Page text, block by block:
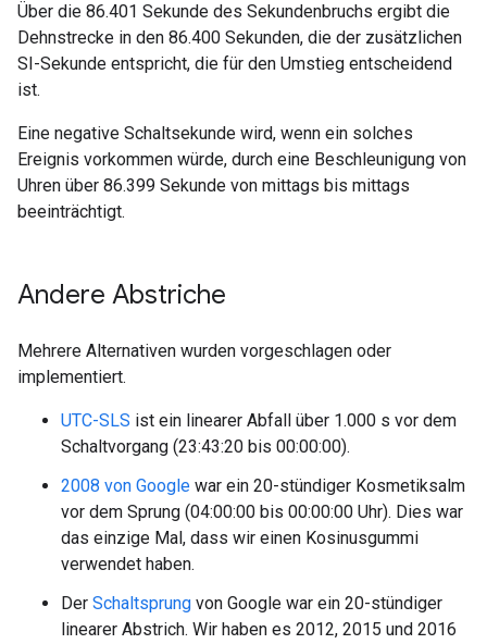
Über die 86.401 Sekunde des Sekundenbruchs ergibt die
Dehnstrecke in den 86.400 Sekunden, die der zusätzlichen
SI-Sekunde entspricht, die für den Umstieg entscheidend
ist.
Eine negative Schaltsekunde wird, wenn ein solches
Ereignis vorkommen würde, durch eine Beschleunigung von
Uhren über 86.399 Sekunde von mittags bis mittags
beeinträchtigt.
Andere Abstriche
Mehrere Alternativen wurden vorgeschlagen oder
implementiert.
UTC-SLS ist ein linearer Abfall über 1.000 s vor dem
Schaltvorgang (23:43:20 bis 00:00:00).
2008 von Google war ein 20-stündiger Kosmetiksalm
vor dem Sprung (04:00:00 bis 00:00:00 Uhr). Dies war
das einzige Mal, dass wir einen Kosinusgummi
verwendet haben.
Der Schaltsprung von Google war ein 20-stündiger
linearer Abstrich. Wir haben es 2012, 2015 und 2016